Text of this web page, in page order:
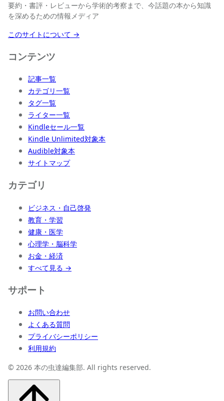
要約・書評・レビューから学術的考察まで、今話題の本から知識
を深めるための情報メディア
このサイトについて →
コンテンツ
記事一覧
カテゴリ一覧
タグ一覧
ライター一覧
Kindleセール一覧
Kindle Unlimited対象本
Audible対象本
サイトマップ
カテゴリ
ビジネス・自己啓発
教育・学習
健康・医学
心理学・脳科学
お金・経済
すべて見る →
サポート
お問い合わせ
よくある質問
プライバシーポリシー
利用規約
© 2026 本の虫達編集部. All rights reserved.